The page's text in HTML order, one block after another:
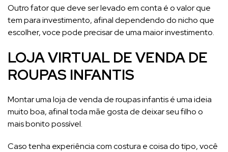
Outro fator que deve ser levado em conta é o valor que
tem para investimento, afinal dependendo do nicho que
escolher, voce pode precisar de uma maior investimento.
LOJA VIRTUAL DE VENDA DE
ROUPAS INFANTIS
Montar uma loja de venda de roupas infantis é uma ideia
muito boa, afinal toda mãe gosta de deixar seu filho o
mais bonito possível.
Caso tenha experiência com costura e coisa do tipo, você